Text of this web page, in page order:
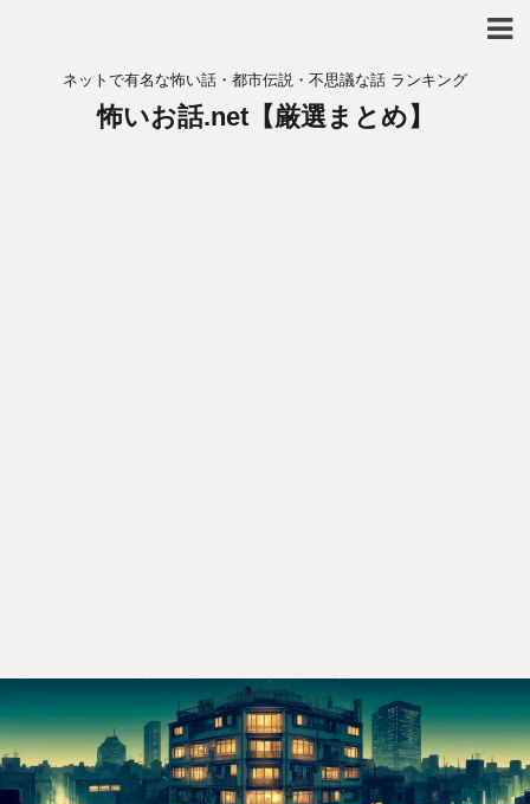
ネットで有名な怖い話・都市伝説・不思議な話 ランキング
怖いお話.net【厳選まとめ】